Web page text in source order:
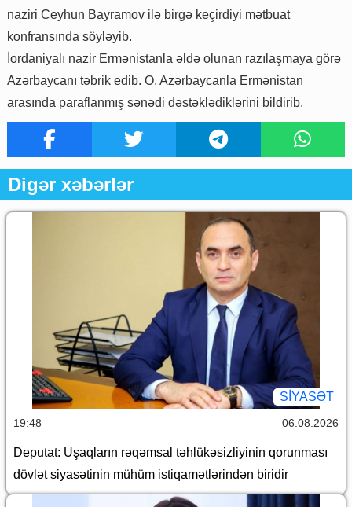
naziri Ceyhun Bayramov ilə birgə keçirdiyi mətbuat
konfransında söyləyib.
İordaniyalı nazir Ermənistanla əldə olunan razılaşmaya görə
Azərbaycanı təbrik edib. O, Azərbaycanla Ermənistan
arasında paraflanmış sənədi dəstəklədiklərini bildirib.
Digər xəbərlər
SİYASƏT
19:48 06.08.2026
Deputat: Uşaqların rəqəmsal təhlükəsizliyinin qorunması
dövlət siyasətinin mühüm istiqamətlərindən biridir